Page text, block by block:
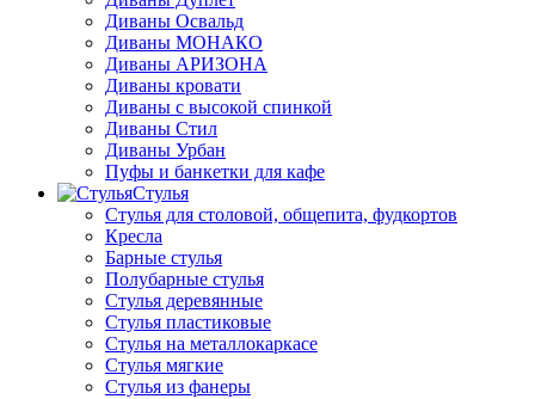
Диваны Освальд
Диваны МОНАКО
Диваны АРИЗОНА
Диваны кровати
Диваны с высокой спинкой
Диваны Стил
Диваны Урбан
Пуфы и банкетки для кафе
Стулья
Стулья для столовой, общепита, фудкортов
Кресла
Барные стулья
Полубарные стулья
Стулья деревянные
Стулья пластиковые
Стулья на металлокаркасе
Стулья мягкие
Стулья из фанеры